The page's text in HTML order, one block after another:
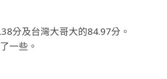
分及台灣大哥大的84.97分。
一些。